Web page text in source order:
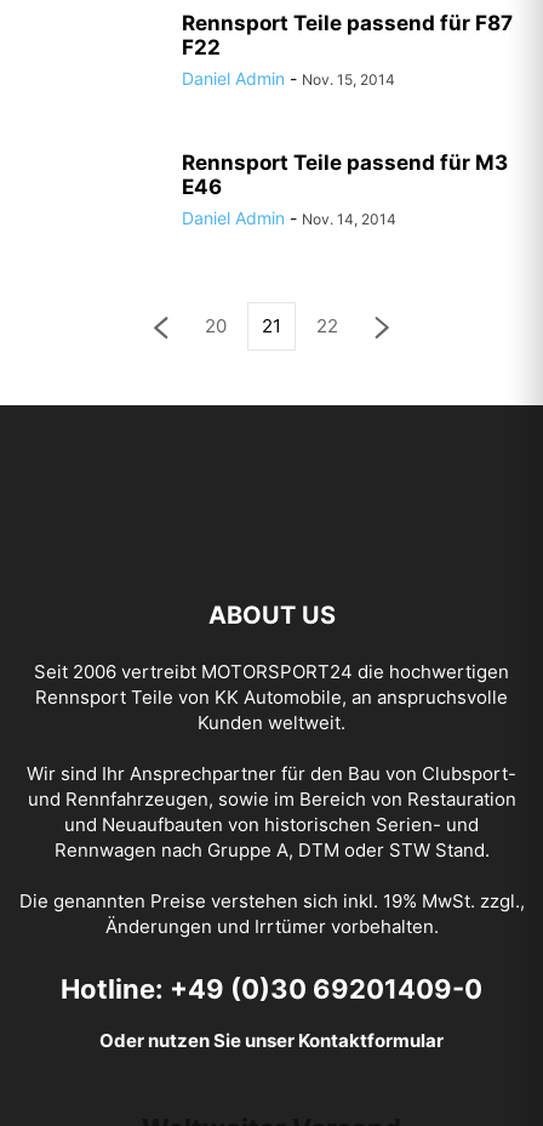
Rennsport Teile passend für F87
F22
Daniel Admin - Nov. 15, 2014
Rennsport Teile passend für M3
E46
Daniel Admin - Nov. 14, 2014
20 21 22
Kunden weltweit.
Wir sind Ihr Ansprechpartner für den Bau von Clubsport-
und Rennfahrzeugen, sowie im Bereich von Restauration
und Neuaufbauten von historischen Serien- und
Rennwagen nach Gruppe A, DTM oder STW Stand.
Die genannten Preise verstehen sich inkl. 19% MwSt. zzgl.,
Änderungen und Irrtümer vorbehalten.
Oder nutzen Sie unser Kontaktformular